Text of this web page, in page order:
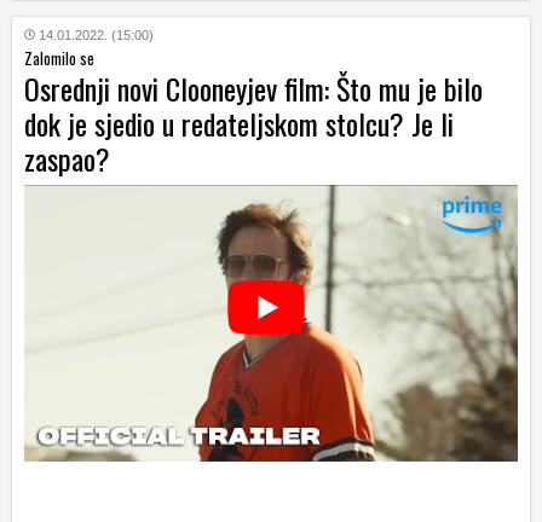
14.01.2022. (15:00)
Zalomilo se
Osrednji novi Clooneyjev film: Što mu je bilo
dok je sjedio u redateljskom stolcu? Je li
zaspao?